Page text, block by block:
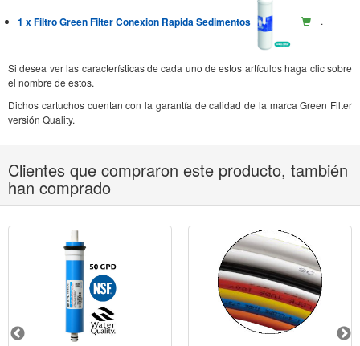
1 x Filtro Green Filter Conexion Rapida Sedimentos .
Si desea ver las características de cada uno de estos artículos haga clic sobre
el nombre de estos.
Dichos cartuchos cuentan con la garantía de calidad de la marca Green Filter
versión Quality.
Clientes que compraron este producto, también
han comprado